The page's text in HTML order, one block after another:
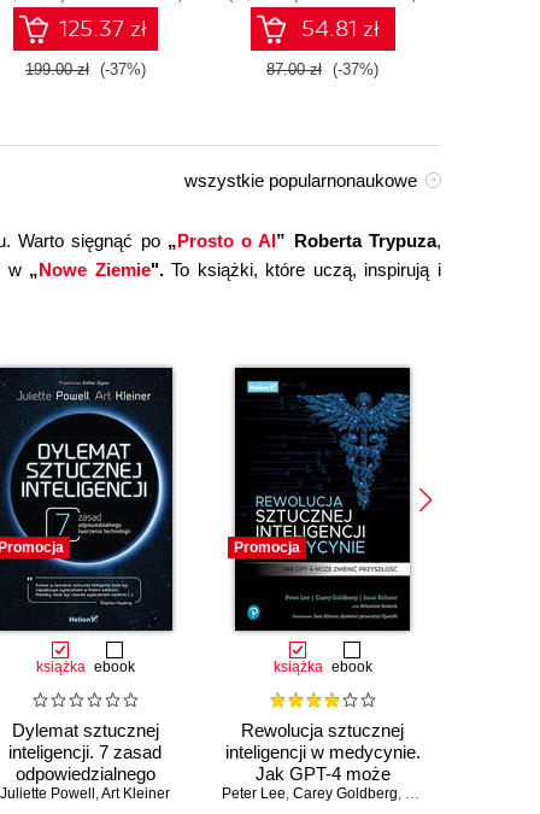
125.37 zł
199.00 zł (-37%)
technologiami OpenAI
dla zwiększenia
produktywności i
kreatywności. Wydanie II
54.81 zł
87.00 zł (-37%)
Warto sięgnąć po „Prosto o AI” Roberta Trypuza,
w „Nowe Ziemie".To książki, które uczą, inspirują i
wszystkie popularnonaukowe
Promocja
książka ebook
Dylemat sztucznej
inteligencji. 7 zasad
odpowiedzialnego
tworzenia technologii
Juliette Powell ,Art Kleiner
Promocja
książka ebook
Rewolucja sztucznej
inteligencji w medycynie.
Jak GPT-4 może
zmienić przyszłość
Peter Lee,Carey Goldberg, Isaac Kohane